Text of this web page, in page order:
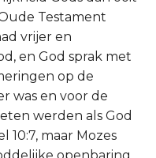
Testament
vrijer en
en God sprak met
op de
was en voor de
werden als God
10:7, maar Mozes